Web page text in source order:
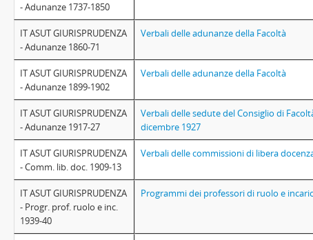
- Adunanze 1737-1850
IT ASUT GIURISPRUDENZA
- Adunanze 1860-71
Verbali delle adunanze della Facoltà
IT ASUT GIURISPRUDENZA
- Adunanze 1899-1902
Verbali delle adunanze della Facoltà
IT ASUT GIURISPRUDENZA
- Adunanze 1917-27
Verbali delle sedute del Consiglio di
dicembre 1927
IT ASUT GIURISPRUDENZA
- Comm. lib. doc. 1909-13
Verbali delle commissioni di libera
IT ASUT GIURISPRUDENZA
- Progr. prof. ruolo e inc.
1939-40
Programmi dei professori di ruolo e